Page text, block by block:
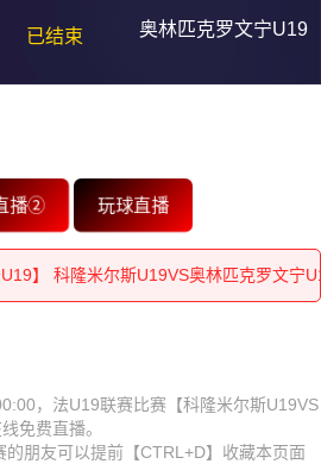
已结束 奥林匹克罗文宁U19
播② 玩球直播
U19】 科隆米尔斯U19VS奥林匹克罗文宁
】 科隆米尔斯U19VS奥林匹克罗文宁
】 科隆米尔斯U19VS奥林匹克罗文宁
】 科隆米尔斯U19VS奥林匹克罗文宁
，法U19联赛比赛【科隆米尔斯U19VS
免费直播。
朋友可以提前【CTRL+D】收藏本页面